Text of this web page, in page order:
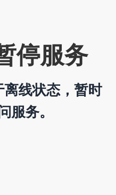
停服务
线状态，暂时
服务。